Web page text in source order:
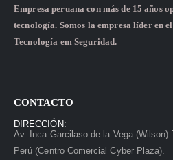
Empresa peruana con más de 15 años
tecnología. Somos la empresa líder en
Tecnología em Seguridad.
CONTACTO
DIRECCIÓN:
Av. Inca Garcilaso de la Vega (Wilson)
Perú (Centro Comercial Cyber Plaza).